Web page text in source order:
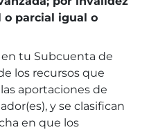
o parcial igual o
tu Subcuenta de
los recursos que
aportaciones de
y se clasifican
en que los